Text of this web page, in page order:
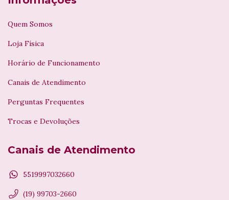
Quem Somos
Loja Física
Horário de Funcionamento
Canais de Atendimento
Perguntas Frequentes
Trocas e Devoluções
Canais de Atendimento
5519997032660
(19) 99703-2660